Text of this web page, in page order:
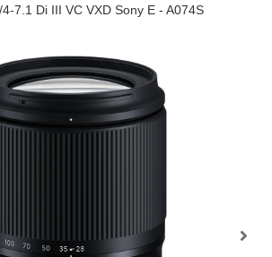
7.1 Di III VC VXD Sony E - A074S